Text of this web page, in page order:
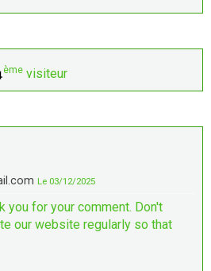
ème visiteur
Le 03/12/2025
you for your comment. Don't
our website regularly so that